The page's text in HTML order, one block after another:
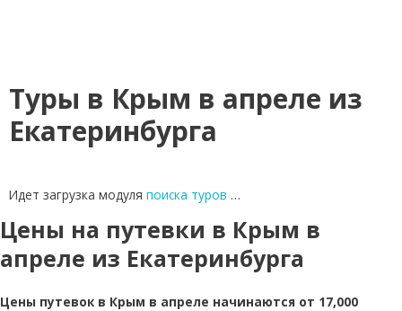
Туры в Крым в апреле из
Екатеринбурга
Идет загрузка модуля поиска туров …
Цены на путевки в Крым в
апреле из Екатеринбурга
Цены путевок в Крым в апреле начинаются от 17,000